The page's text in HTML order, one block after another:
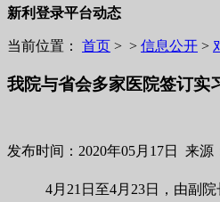
新利登录平台动态
当前位置： 首页 > > 信息公开 >
我院与省会多家医院签订实
发布时间：2020年05月17日 来
4月21日至4月23日，由副